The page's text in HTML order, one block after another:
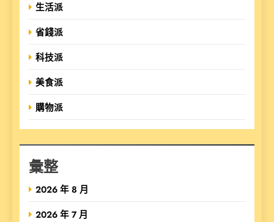
生活派
省錢派
科技派
美食派
購物派
彙整
2026 年 8 月
2026 年 7 月